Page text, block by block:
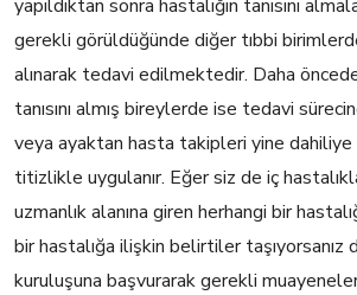
yapıldıktan sonra hastalığın tanısını
gerekli görüldüğünde diğer tıbbi
alınarak tedavi edilmektedir. Daha
tanısını almış bireylerde ise tedavi
veya ayaktan hasta takipleri yine
titizlikle uygulanır. Eğer siz de iç
uzmanlık alanına giren herhangi bir
bir hastalığa ilişkin belirtiler taşıyorsanız
kuruluşuna başvurarak gerekli